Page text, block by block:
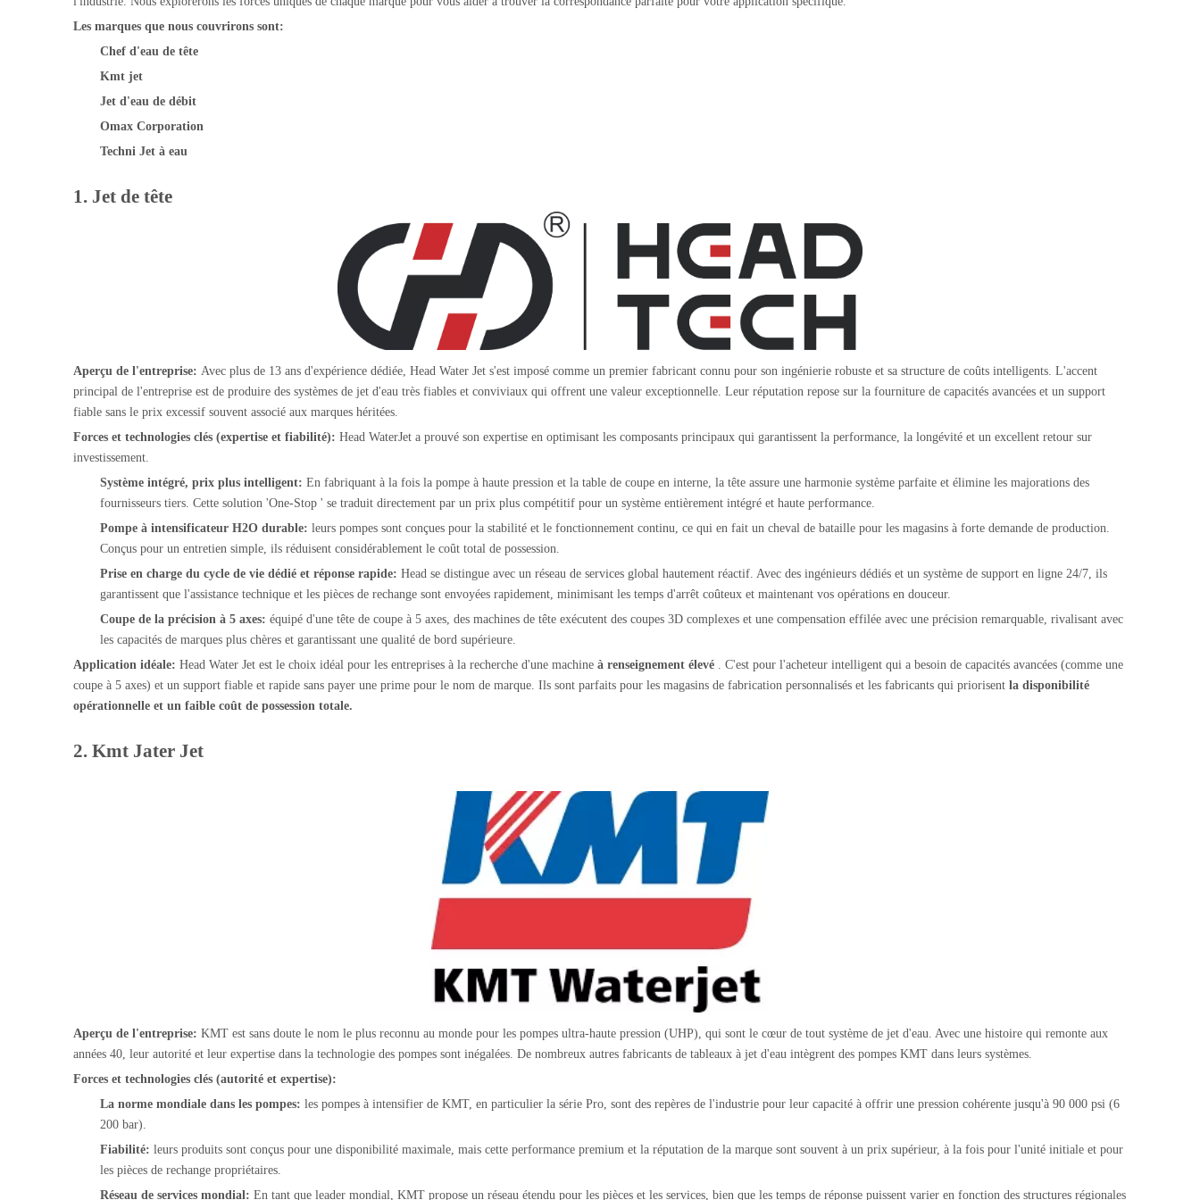
Les marques que nous couvrirons sont:
Chef d'eau de tête
Kmt jet
Jet d'eau de débit
Omax Corporation
Techni Jet à eau
1. Jet de tête
Aperçu de l'entreprise: Avec plus de 13 ans d'expérience dédiée, Head Water Jet s'est imposé comme un premier fabricant connu pour son ingénierie robuste et sa structure de coûts intelligents. L'accent
principal de l'entreprise est de produire des systèmes de jet d'eau très fiables et conviviaux qui offrent une valeur exceptionnelle. Leur réputation repose sur la fourniture de capacités avancées et un support
fiable sans le prix excessif souvent associé aux marques héritées.
Forces et technologies clés (expertise et fiabilité): Head WaterJet a prouvé son expertise en optimisant les composants principaux qui garantissent la performance, la longévité et un excellent retour sur
investissement.
Système intégré, prix plus intelligent: En fabriquant à la fois la pompe à haute pression et la table de coupe en interne, la tête assure une harmonie système parfaite et élimine les majorations des
fournisseurs tiers. Cette solution 'One-Stop ' se traduit directement par un prix plus compétitif pour un système entièrement intégré et haute performance.
Pompe à intensificateur H2O durable: leurs pompes sont conçues pour la stabilité et le fonctionnement continu, ce qui en fait un cheval de bataille pour les magasins à forte demande de production.
Conçus pour un entretien simple, ils réduisent considérablement le coût total de possession.
Prise en charge du cycle de vie dédié et réponse rapide: Head se distingue avec un réseau de services global hautement réactif. Avec des ingénieurs dédiés et un système de support en ligne 24/7, ils
garantissent que l'assistance technique et les pièces de rechange sont envoyées rapidement, minimisant les temps d'arrêt coûteux et maintenant vos opérations en douceur.
Coupe de la précision à 5 axes: équipé d'une tête de coupe à 5 axes, des machines de tête exécutent des coupes 3D complexes et une compensation effilée avec une précision remarquable, rivalisant avec
les capacités de marques plus chères et garantissant une qualité de bord supérieure.
Application idéale: Head Water Jet est le choix idéal pour les entreprises à la recherche d'une machine à renseignement élevé
. C'est pour l'acheteur intelligent qui a besoin de capacités avancées (comme une
coupe à 5 axes) et un support fiable et rapide sans payer une prime pour le nom de marque. Ils sont parfaits pour les magasins de fabrication personnalisés et les fabricants qui priorisent la disponibilité
opérationnelle et un faible coût de possession totale.
2. Kmt Jater Jet
Aperçu de l'entreprise: KMT est sans doute le nom le plus reconnu au monde pour les pompes ultra-haute pression (UHP), qui sont le cœur de tout système de jet d'eau. Avec une histoire qui remonte aux
années 40, leur autorité et leur expertise dans la technologie des pompes sont inégalées. De nombreux autres fabricants de tableaux à jet d'eau intègrent des pompes KMT dans leurs systèmes.
Forces et technologies clés (autorité et expertise):
La norme mondiale dans les pompes: les pompes à intensifier de KMT, en particulier la série Pro, sont des repères de l'industrie pour leur capacité à offrir une pression cohérente jusqu'à 90 000 psi (6
200 bar).
Fiabilité: leurs produits sont conçus pour une disponibilité maximale, mais cette performance premium et la réputation de la marque sont souvent à un prix supérieur, à la fois pour l'unité initiale et pour
les pièces de rechange propriétaires.
Réseau de services mondial: En tant que leader mondial, KMT propose un réseau étendu pour les pièces et les services, bien que les temps de réponse puissent varier en fonction des structures régionales